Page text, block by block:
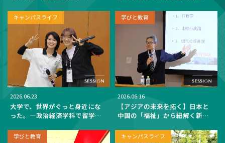
学生とともに、社会のリアルに
向き合う ―
子を片手に、5か国の音楽を聴き
比べた90分
キャンパスライフ
2026.06.23
大学で、世界がぐっと身近にな
った。―政治経済学科で留学生
プを開催―
学びと教育
2026.06.16
【アジアの未来を拓く】日本と
中国の「福祉」から紐解く新時
代。心理福祉学部特別講演会レ
ポート
学びと教育 キャンパスライフ